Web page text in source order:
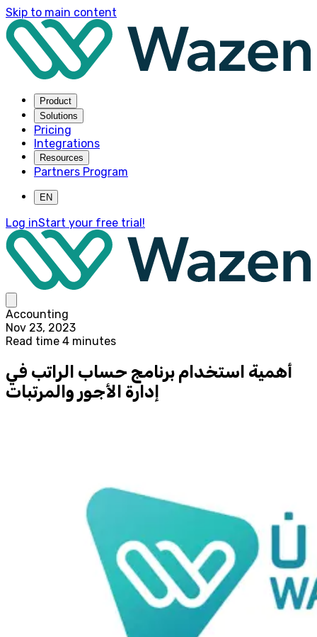
Skip to main content
Product
Solutions
Pricing
Integrations
Resources
Partners Program
EN
Log inStart your free trial!
Accounting
Nov 23, 2023
Read time 4 minutes
أهمية استخدام برنامج حساب الراتب في
إدارة الأجور والمرتبات